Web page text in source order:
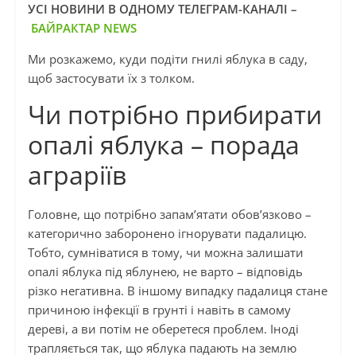
УСІ НОВИНИ В ОДНОМУ ТЕЛЕГРАМ-КАНАЛІ –
БАЙРАКТАР NEWS
Ми розкажемо, куди подіти гнилі яблука в саду,
щоб застосувати їх з толком.
Чи потрібно прибирати
опалі яблука – порада
аграріїв
Головне, що потрібно запам’ятати обов’язково –
категорично заборонено ігнорувати падалицю.
Тобто, сумніватися в тому, чи можна залишати
опалі яблука під яблунею, не варто – відповідь
різко негативна. В іншому випадку падалиця стане
причиною інфекції в грунті і навіть в самому
дереві, а ви потім не оберетеся проблем. Іноді
трапляється так, що яблука падають на землю